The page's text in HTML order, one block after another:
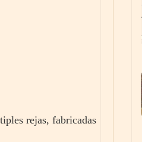
rejas, fabricadas